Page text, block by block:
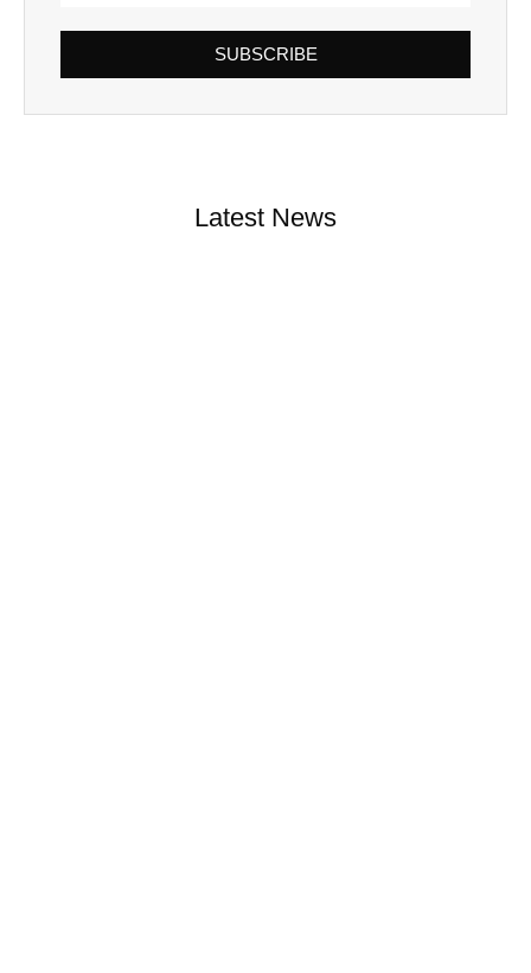
SUBSCRIBE
Latest News